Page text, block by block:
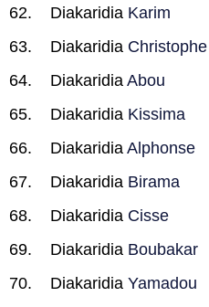
Diakaridia Karim
Diakaridia Christophe
Diakaridia Abou
Diakaridia Kissima
Diakaridia Alphonse
Diakaridia Birama
Diakaridia Cisse
Diakaridia Boubakar
Diakaridia Yamadou